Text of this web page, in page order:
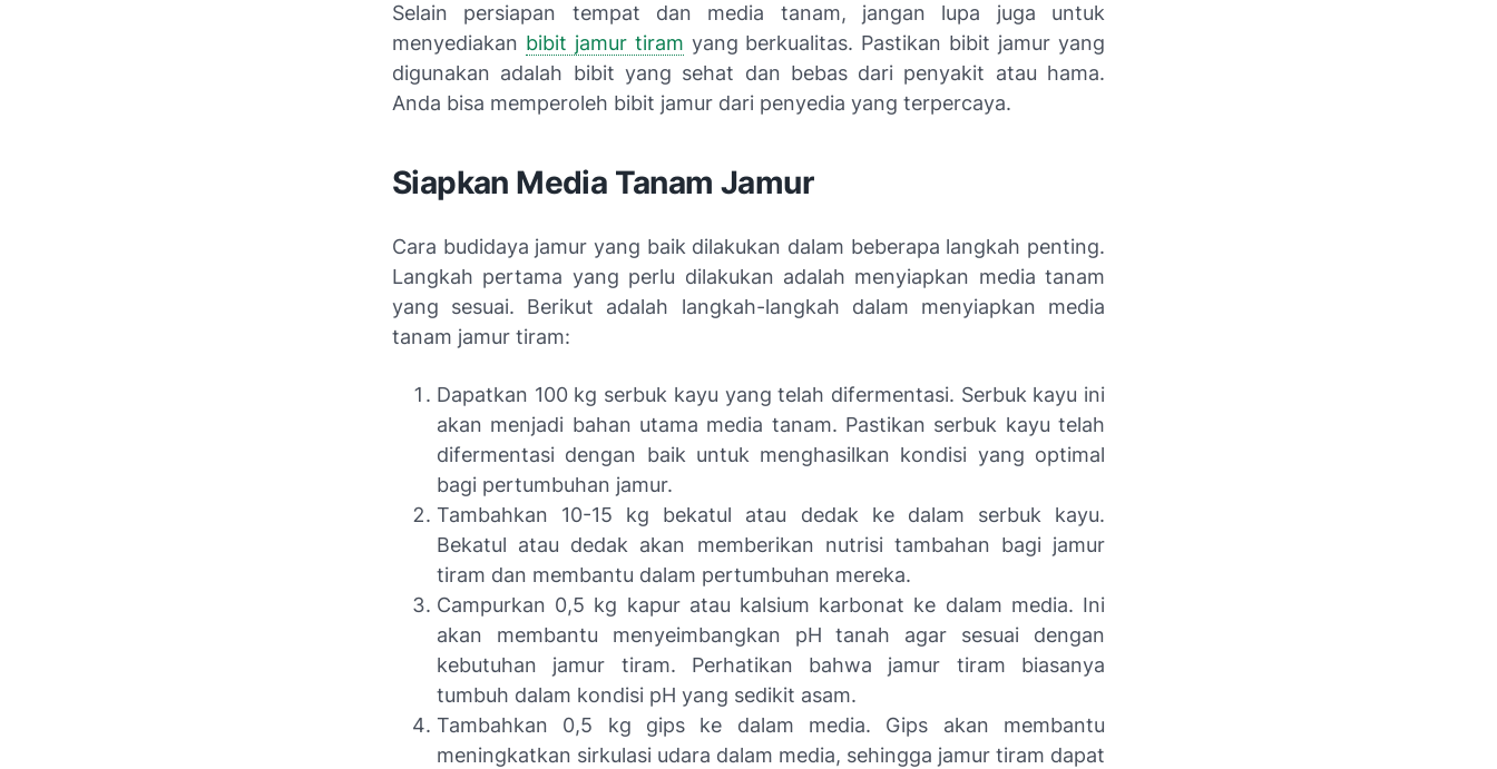
Selain persiapan tempat dan media tanam, jangan lupa juga untuk
menyediakan bibit jamur tiram yang berkualitas. Pastikan bibit jamur yang
digunakan adalah bibit yang sehat dan bebas dari penyakit atau hama.
Anda bisa memperoleh bibit jamur dari penyedia yang terpercaya.
Siapkan Media Tanam Jamur
Cara budidaya jamur yang baik dilakukan dalam beberapa langkah penting.
Langkah pertama yang perlu dilakukan adalah menyiapkan media tanam
yang sesuai. Berikut adalah langkah-langkah dalam menyiapkan media
tanam jamur tiram:
Dapatkan 100 kg serbuk kayu yang telah difermentasi. Serbuk kayu ini
akan menjadi bahan utama media tanam. Pastikan serbuk kayu telah
difermentasi dengan baik untuk menghasilkan kondisi yang optimal
bagi pertumbuhan jamur.
Tambahkan 10-15 kg bekatul atau dedak ke dalam serbuk kayu.
Bekatul atau dedak akan memberikan nutrisi tambahan bagi jamur
tiram dan membantu dalam pertumbuhan mereka.
Campurkan 0,5 kg kapur atau kalsium karbonat ke dalam media. Ini
akan membantu menyeimbangkan pH tanah agar sesuai dengan
kebutuhan jamur tiram. Perhatikan bahwa jamur tiram biasanya
tumbuh dalam kondisi pH yang sedikit asam.
Tambahkan 0,5 kg gips ke dalam media. Gips akan membantu
meningkatkan sirkulasi udara dalam media, sehingga jamur tiram dapat